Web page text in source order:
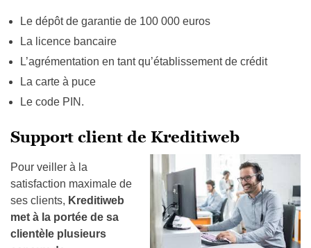
Le dépôt de garantie de 100 000 euros
La licence bancaire
L’agrémentation en tant qu’établissement de crédit
La carte à puce
Le code PIN.
Support client de Kreditiweb
Pour veiller à la
satisfaction maximale de
ses clients, Kreditiweb
met à la portée de sa
clientèle plusieurs